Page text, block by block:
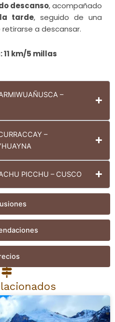
descanso, acompañado
tarde, seguido de una
a descansar.
km/5 millas
–
–
PICCHU – CUSCO